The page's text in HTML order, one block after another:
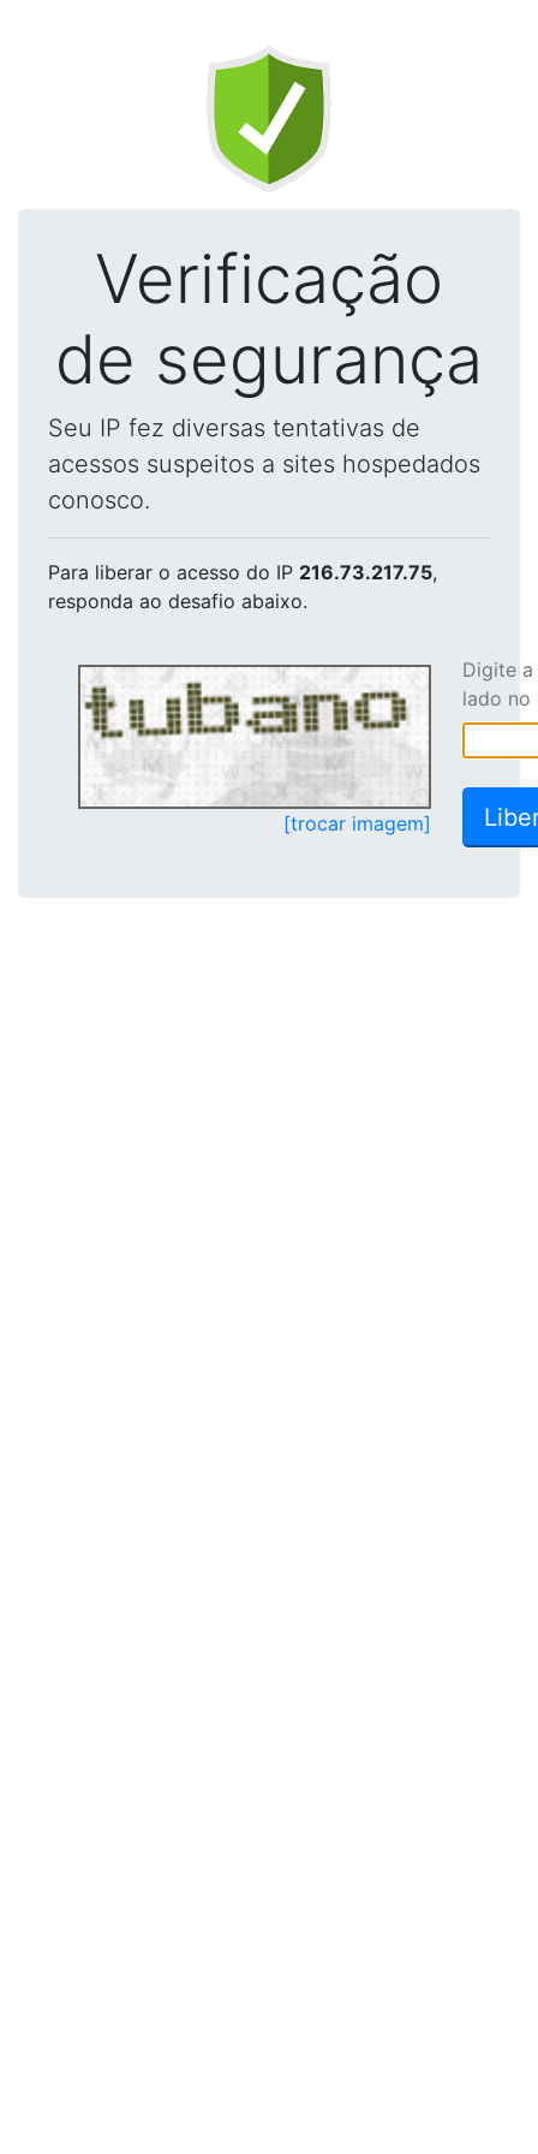
Verificação
de segurança
Seu IP fez diversas tentativas de
acessos suspeitos a sites hospedados
conosco.
Para liberar o acesso do IP 216.73.217.75,
responda ao desafio abaixo.
[trocar imagem]
Digite
lado no